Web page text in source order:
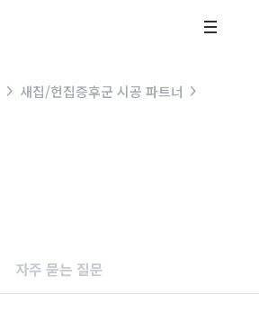
새집/헌집증후군 시공 파트너
자주 묻는 질문